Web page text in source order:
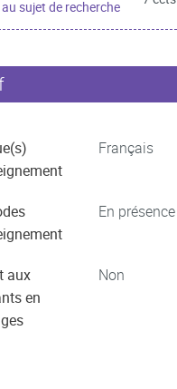
sujet de recherche
Français
En présence
aux
en
Non